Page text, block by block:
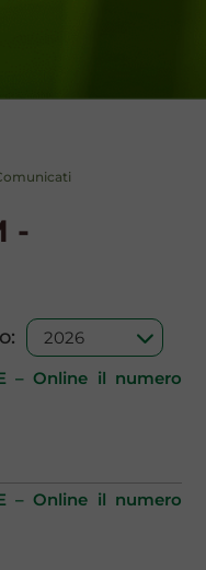
-
– Online il numero
– Online il numero